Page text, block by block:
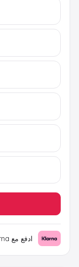
ادفع مع Klarna على 3 دفعات بقيمة